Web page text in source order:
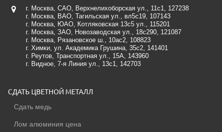
г. Москва, САО, Верхнелихоборская ул., 11с1
, 127238
г. Москва, ВАО, Тагильская ул., вл5с19 , 107143
г. Москва, ЮАО, Котляковская 13с5 ул.
, 115201
г. Москва, ЗАО, Новозаводская ул., 18c290 , 121087
г. Москва, Рязановское ш., 10ас2, 108823
г. Химки, ул. Академика Грушина, 35с2 , 141401
г. Реутов, Транспортная ул., 15А , 143960
г. Видное, 7-я Линия ул., 13с1
, 142703
СДАТЬ ЦВЕТНОЙ МЕТАЛЛ
Сдать медь
Лом алюминия цена